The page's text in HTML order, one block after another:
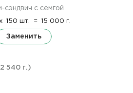
сэндвич с семгой
150 шт. = 15 000 г.
Заменить
540 г.)